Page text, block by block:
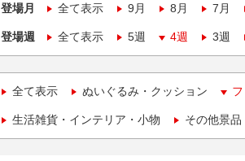
登場月 全て表示 9月 8月 7月
登場週 全て表示 5週 4週 3週
全て表示 ぬいぐるみ・クッション
生活雑貨・インテリア・小物 その他景品